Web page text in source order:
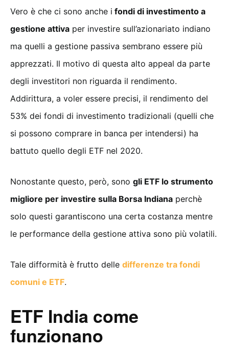
Vero è che ci sono anche i fondi di investimento a
gestione attiva per investire sull’azionariato indiano
ma quelli a gestione passiva sembrano essere più
apprezzati. Il motivo di questa alto appeal da parte
degli investitori non riguarda il rendimento.
Addirittura, a voler essere precisi, il rendimento del
53% dei fondi di investimento tradizionali (quelli che
si possono comprare in banca per intendersi) ha
battuto quello degli ETF nel 2020.
Nonostante questo, però, sono gli ETF lo strumento
migliore per investire sulla Borsa Indiana perchè
solo questi garantiscono una certa costanza mentre
le performance della gestione attiva sono più volatili.
Tale difformità è frutto delle differenze tra fondi
comuni e ETF.
ETF India come
funzionano